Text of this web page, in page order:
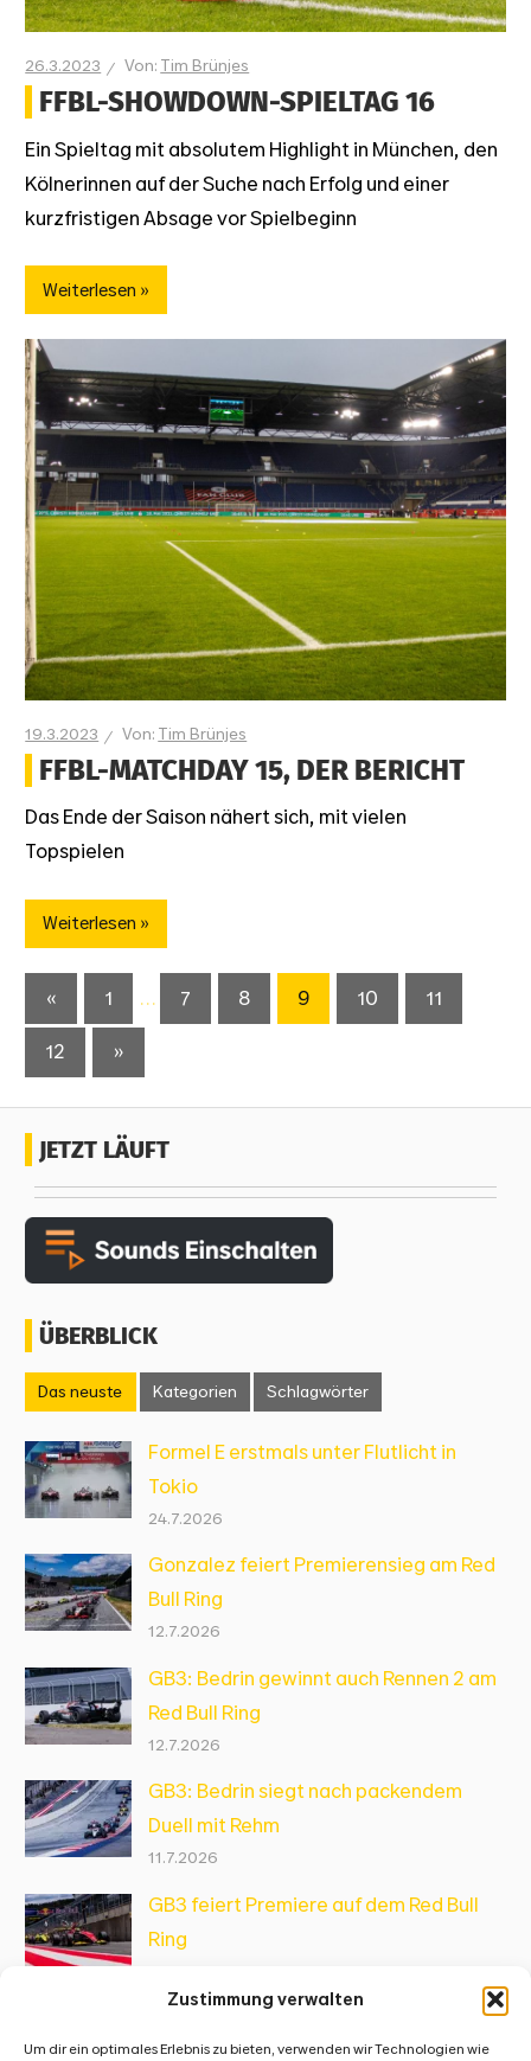
Zustimmung verwalten
Um dir ein optimales Erlebnis zu bieten, verwenden wir Technologien wie
26.3.2023 Tim Brünjes
FFBL-SHOWDOWN-SPIELTAG 16
Ein Spieltag mit absolutem Highlight in München, den
Kölnerinnen auf der Suche nach Erfolg und einer
kurzfristigen Absage vor Spielbeginn
Weiterlesen
19.3.2023 Tim Brünjes
FFBL-MATCHDAY 15, DER BERICHT
Das Ende der Saison nähert sich, mit vielen
Topspielen
Weiterlesen
SEITENNUMMERIERUNG
DER
BEITRÄGE
« Vorherige
Beiträge
1 … 7 8 9 10
11
12
Nächste
Beiträge
»
JETZT LÄUFT
ÜBERBLICK
Das neuste Kategorien Schlagwörter
Formel E erstmals unter Flutlicht in
Tokio
24.7.2026
Gonzalez feiert Premierensieg am Red
Bull Ring
12.7.2026
GB3: Bedrin gewinnt auch Rennen 2 am
Red Bull Ring
12.7.2026
GB3: Bedrin siegt nach packendem
Duell mit Rehm
11.7.2026
GB3 feiert Premiere auf dem Red Bull
Ring